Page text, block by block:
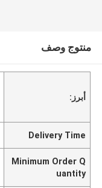
منتوج وصف
أبرز:
Delivery Time
Minimum Order Q
uantity